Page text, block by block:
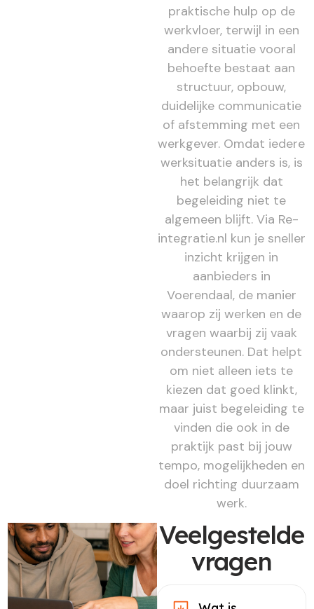
praktische hulp op de
werkvloer, terwijl in een
andere situatie vooral
behoefte bestaat aan
structuur, opbouw,
duidelijke communicatie
of afstemming met een
werkgever. Omdat iedere
werksituatie anders is, is
het belangrijk dat
begeleiding niet te
algemeen blijft. Via Re-
integratie.nl kun je sneller
inzicht krijgen in
aanbieders in
Voerendaal, de manier
waarop zij werken en de
vragen waarbij zij vaak
ondersteunen. Dat helpt
om niet alleen iets te
kiezen dat goed klinkt,
maar juist begeleiding te
vinden die ook in de
praktijk past bij jouw
tempo, mogelijkheden en
doel richting duurzaam
werk.
Veelgestelde
vragen